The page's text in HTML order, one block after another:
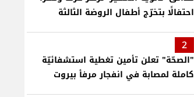
احتفالًا بتخرّج أطفال الروضة الثالثة
2
"الصحّة" تعلن تأمين تغطية استشفائيّة
كاملة لمصابة في انفجار مرفأ بيروت